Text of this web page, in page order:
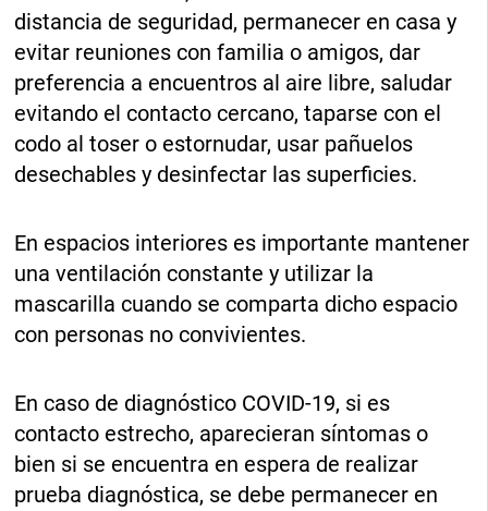
distancia de seguridad, permanecer en casa y
evitar reuniones con familia o amigos, dar
preferencia a encuentros al aire libre, saludar
evitando el contacto cercano, taparse con el
codo al toser o estornudar, usar pañuelos
desechables y desinfectar las superficies.
En espacios interiores es importante mantener
una ventilación constante y utilizar la
mascarilla cuando se comparta dicho espacio
con personas no convivientes.
En caso de diagnóstico COVID-19, si es
contacto estrecho, aparecieran síntomas o
bien si se encuentra en espera de realizar
prueba diagnóstica, se debe permanecer en